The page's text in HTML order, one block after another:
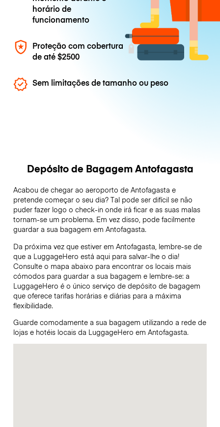
horário de
funcionamento
Proteção com cobertura
de até$2500
Sem limitações de tamanho ou peso
Depósito de Bagagem Antofagasta
Acabou de chegar ao aeroporto de Antofagasta e
pretende começar o seu dia? Tal pode ser difícil se não
puder fazer logo o check-in onde irá ficar e as suas malas
tornam-se um problema. Em vez disso, pode facilmente
guardar a sua bagagem em Antofagasta.
Da próxima vez que estiver em Antofagasta, lembre-se de
que a LuggageHero está aqui para salvar-lhe o dia!
Consulte o mapa abaixo para encontrar os locais mais
cómodos para guardar a sua bagagem e lembre-se: a
LuggageHero é o único serviço de depósito de bagagem
que oferece tarifas horárias e diárias para a máxima
flexibilidade.
Guarde comodamente a sua bagagem utilizando a rede de
lojas e hotéis locais da LuggageHero em Antofagasta.